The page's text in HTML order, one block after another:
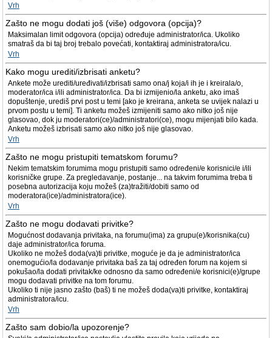
Vrh
Zašto ne mogu dodati još (više) odgovora (opcija)?
Maksimalan limit odgovora (opcija) određuje administrator/ica. Ukoliko
smatraš da bi taj broj trebalo povećati, kontaktiraj administratora/icu.
Vrh
Kako mogu urediti/izbrisati anketu?
Ankete može urediti/uređivati/izbrisati samo ona/j koja/i ih je i kreirala/o,
moderator/ica i/ili administrator/ica. Da bi izmijenio/la anketu, ako imaš
dopuštenje, urediš prvi post u temi [ako je kreirana, anketa se uvijek nalazi u
prvom postu u temi]. Ti anketu možeš izmijeniti samo ako nitko još nije
glasovao, dok ju moderatori(ce)/administratori(ce), mogu mijenjati bilo kada.
Anketu možeš izbrisati samo ako nitko još nije glasovao.
Vrh
Zašto ne mogu pristupiti tematskom forumu?
Nekim tematskim forumima mogu pristupiti samo određeni/e korisnici/e i/ili
korisničke grupe. Za pregledavanje, postanje... na takvim forumima treba ti
posebna autorizacija koju možeš (za)tražiti/dobiti samo od
moderatora(ice)/administratora(ice).
Vrh
Zašto ne mogu dodavati privitke?
Mogućnost dodavanja privitaka, na forumu(ima) za grupu(e)/korisnika(cu)
daje administrator/ica foruma.
Ukoliko ne možeš doda(va)ti privitke, moguće je da je administrator/ica
onemogućio/la dodavanje privitaka baš za taj određen forum na kojem si
pokušao/la dodati privitak/ke odnosno da samo određeni/e korisnici(e)/grupe
mogu dodavati privitke na tom forumu.
Ukoliko ti nije jasno zašto (baš) ti ne možeš doda(va)ti privitke, kontaktiraj
administratora/icu.
Vrh
Zašto sam dobio/la upozorenje?